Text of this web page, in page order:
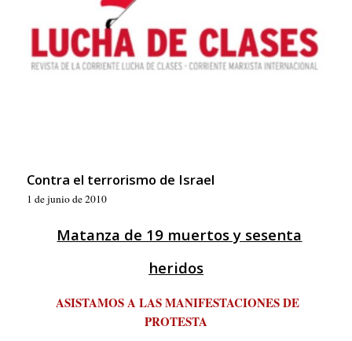
Contra el terrorismo de Israel
1 de junio de 2010
Matanza de 19 muertos y sesenta
heridos
ASISTAMOS A LAS MANIFESTACIONES DE
PROTESTA